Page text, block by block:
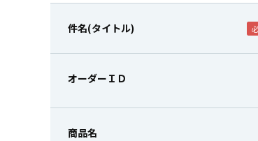
件名(タイトル)
オーダーＩＤ
商品名